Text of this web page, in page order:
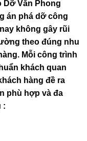
Dỡ Văn Phong
án phá dỡ công
không gây rũi
theo đúng nhu
Mỗi công trình
khách quan
hàng đề ra
phù hợp và đa
: